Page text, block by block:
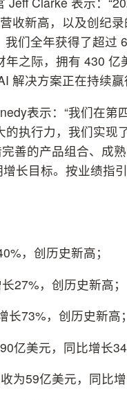
收新高，以及创纪
我们全年获得了超
年之际，拥有 430
解决方案正在持续赢
表示：“我们在第
执行力，我们实现
善的产品组合、成
长目标。按业绩指
，创历史新高；
27%，创历史新高；
73%，创历史新高；
亿美元，同比增长
为59亿美元，同比增